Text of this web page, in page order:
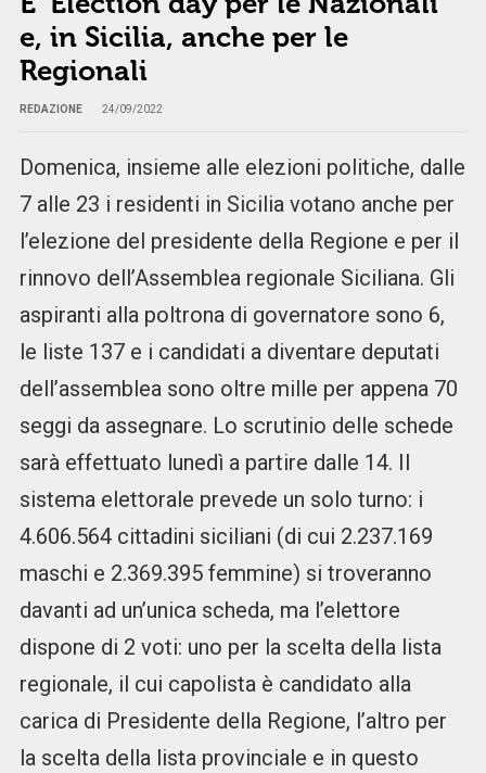
e, in Sicilia, anche per le
Regionali
REDAZIONE 24/09/2022
Domenica, insieme alle elezioni politiche, dalle
7 alle 23 i residenti in Sicilia votano anche per
l’elezione del presidente della Regione e per il
rinnovo dell’Assemblea regionale Siciliana. Gli
aspiranti alla poltrona di governatore sono 6,
le liste 137 e i candidati a diventare deputati
dell’assemblea sono oltre mille per appena 70
seggi da assegnare. Lo scrutinio delle schede
sarà effettuato lunedì a partire dalle 14. Il
sistema elettorale prevede un solo turno: i
4.606.564 cittadini siciliani (di cui 2.237.169
maschi e 2.369.395 femmine) si troveranno
davanti ad un’unica scheda, ma l’elettore
dispone di 2 voti: uno per la scelta della lista
regionale, il cui capolista è candidato alla
carica di Presidente della Regione, l’altro per
la scelta della lista provinciale e in questo